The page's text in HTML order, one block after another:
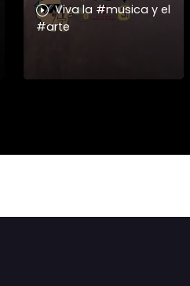
Viva la #musica y el
#arte